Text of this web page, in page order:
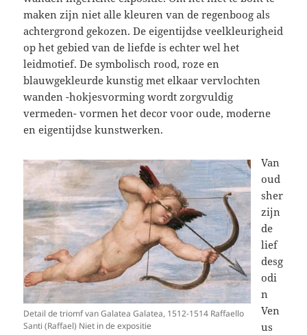
maken zijn niet alle kleuren van de regenboog als
achtergrond gekozen. De eigentijdse veelkleurigheid
op het gebied van de liefde is echter wel het
leidmotief. De symbolisch rood, roze en
blauwgekleurde kunstig met elkaar vervlochten
wanden -hokjesvorming wordt zorgvuldig
vermeden- vormen het decor voor oude, moderne
en eigentijdse kunstwerken.
Detail de triomf van Galatea Galatea, 1512-1514 Raffaello
Santi (Raffael) Niet in de expositie
Van
oud
sher
zijn
de
lief
desg
odi
n
Ven
us